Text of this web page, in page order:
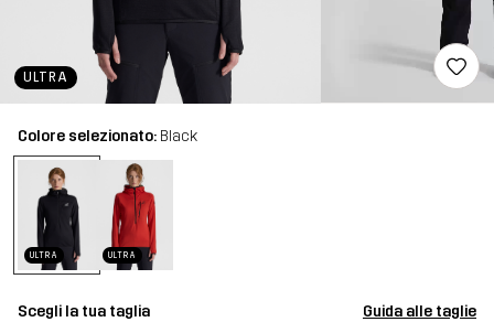
ULTRA
Colore selezionato: Black
ULTRA ULTRA
Scegli la tua taglia Guida alle taglie